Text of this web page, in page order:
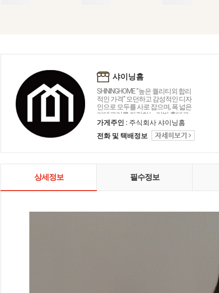
샤이닝홈
SHININGHOME "높은 퀄리티외 합리
적인 가격" 모던하고 감성적인 디자
인으로 모두를 사로 잡으며, 폭 넓은
카테고리를 자랑하는 리빙 홈데코
인테리어 샤이닝홈입니다.
가게주인 : 주식회사 샤이닝홈
전화 및 택배정보
상세정보 필수정보